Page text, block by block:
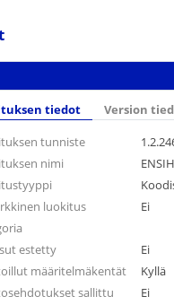
tiedot Version
tunniste
nimi
luokitus
Ei
estetty
Ei
määritelmäkentät
Kyllä
sallittu
Ei